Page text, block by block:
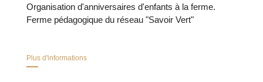
Organisation d'anniversaires d'enfants à la ferme.
Ferme pédagogique du réseau "Savoir Vert"
Plus d'informations